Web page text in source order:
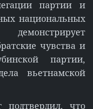
партии и
национальных
чувства и
партии,
вьетнамской
что